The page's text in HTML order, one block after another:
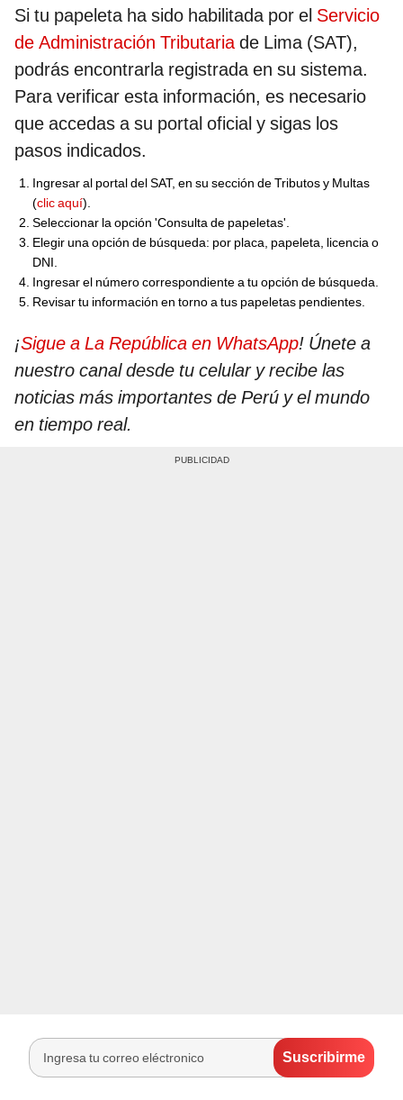
Si tu papeleta ha sido habilitada por el Servicio
de Administración Tributaria de Lima (SAT),
podrás encontrarla registrada en su sistema.
Para verificar esta información, es necesario
que accedas a su portal oficial y sigas los
pasos indicados.
Ingresar al portal del SAT, en su sección de Tributos y Multas
(clic aquí).
Seleccionar la opción 'Consulta de papeletas'.
Elegir una opción de búsqueda: por placa, papeleta, licencia o
DNI.
Ingresar el número correspondiente a tu opción de búsqueda.
Revisar tu información en torno a tus papeletas pendientes.
¡Sigue a La República en WhatsApp! Únete a
nuestro canal desde tu celular y recibe las
noticias más importantes de Perú y el mundo
en tiempo real.